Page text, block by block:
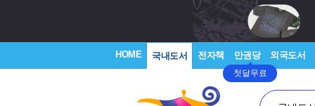
HOME 국내도서 전자책 만권당
첫달무료
외국도서